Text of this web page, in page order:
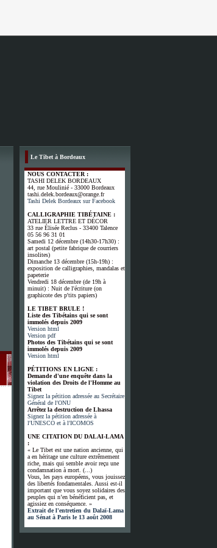
Le Tibet à Bordeaux
NOUS CONTACTER :
TASHI DELEK BORDEAUX
44, rue Moulinié - 33000 Bordeaux
tashi.delek.bordeaux@orange.fr
Tashi Delek Bordeaux sur Facebook
CALLIGRAPHIE TIBÉTAINE :
ATELIER LETTRE ET DÉCOR
33 rue Élisée Reclus - 33400 Talence
05 56 96 31 01
Samedi 12 décembre (14h30-17h30) :
art postal (petite fabrique de courriers
insolites)
Dimanche 13 décembre (15h-19h) :
exposition de calligraphies, mandalas et
papeterie
Vendredi 18 décembre (de 19h à
minuit) : Nuit de l'écriture (on
graphicote des p'tits papiers)
LE TIBET BRULE !
Liste des Tibétains qui se sont
immolés depuis 2009
Version html
Version pdf
Photos des Tibétains qui se sont
immolés depuis 2009
Version html
PÉTITIONS EN LIGNE :
Demande d'une enquête dans la
violation des Droits de l'Homme au
Tibet
Signez la pétition adressée au Secrétaire
Général de l'ONU
Arrêtez la destruction de Lhassa
Signez la pétition adressée à
l'UNESCO et à l'ICOMOS
UNE CITATION DU DALAI-LAMA
:
« Le Tibet est une nation ancienne, qui
a en héritage une culture extrêmement
riche, mais qui semble avoir reçu une
condamnation à mort. (...)
Vous, les pays européens, vous jouissez
des libertés fondamentales. Aussi est-il
important que vous soyez solidaires des
peuples qui n’en bénéficient pas, et
agissiez en conséquence. »
Extrait de l'entretien du Dalaï-Lama
au Sénat à Paris le 13 août 2008